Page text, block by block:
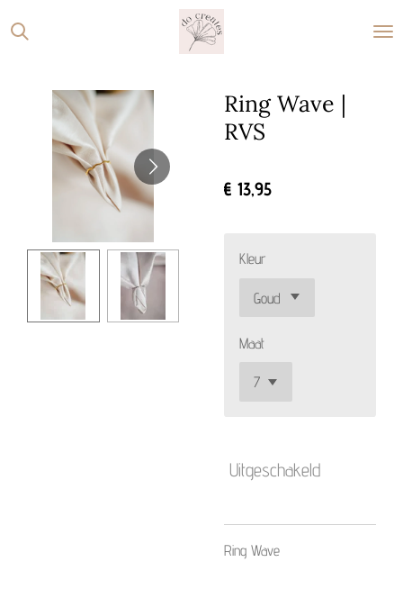
Ga
direct
hoofdinhoud
Ring Wave |
RVS
€ 13,95
Kleur
Maat
Uitgeschakeld
Ring Wave